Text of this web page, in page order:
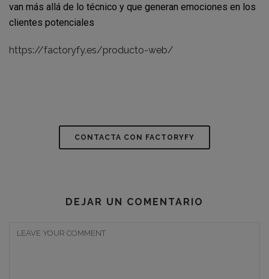
van más allá de lo técnico y que generan emociones en los
clientes potenciales
https://factoryfy.es/producto-web/
CONTACTA CON FACTORYFY
DEJAR UN COMENTARIO